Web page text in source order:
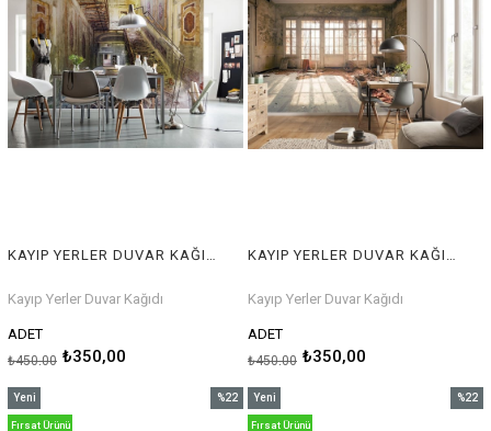
KAYIP YERLER DUVAR KAĞIDI
Kayıp Yerler Duvar Kağıdı
ADET
₺350,00
₺450,00
KAYIP YERLER DUVAR KAĞIDI
Kayıp Yerler Duvar Kağıdı
ADET
₺350,00
₺450,00
%22
Yeni
Ürün
Fırsat Ürünü
%22
Yeni
Ürün
Fırsat Ürünü